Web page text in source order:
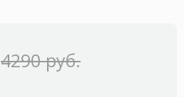
4290 руб.